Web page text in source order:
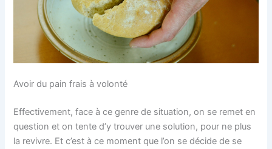
Avoir du pain frais à volonté
Effectivement, face à ce genre de situation, on se remet en
question et on tente d’y trouver une solution, pour ne plus
la revivre. Et c’est à ce moment que l’on se décide de se